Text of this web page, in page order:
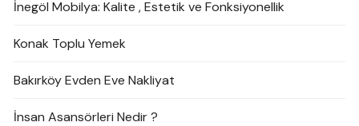
İnegöl Mobilya: Kalite , Estetik ve Fonksiyonellik
Konak Toplu Yemek
Bakırköy Evden Eve Nakliyat
İnsan Asansörleri Nedir ?